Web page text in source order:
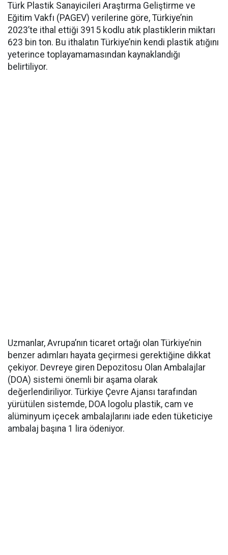
Türk Plastik Sanayicileri Araştırma Geliştirme ve
Eğitim Vakfı (PAGEV) verilerine göre, Türkiye’nin
2023’te ithal ettiği 3915 kodlu atık plastiklerin miktarı
623 bin ton. Bu ithalatın Türkiye’nin kendi plastik atığını
yeterince toplayamamasından kaynaklandığı
belirtiliyor.
Uzmanlar, Avrupa’nın ticaret ortağı olan Türkiye’nin
benzer adımları hayata geçirmesi gerektiğine dikkat
çekiyor. Devreye giren Depozitosu Olan Ambalajlar
(DOA) sistemi önemli bir aşama olarak
değerlendiriliyor. Türkiye Çevre Ajansı tarafından
yürütülen sistemde, DOA logolu plastik, cam ve
alüminyum içecek ambalajlarını iade eden tüketiciye
ambalaj başına 1 lira ödeniyor.